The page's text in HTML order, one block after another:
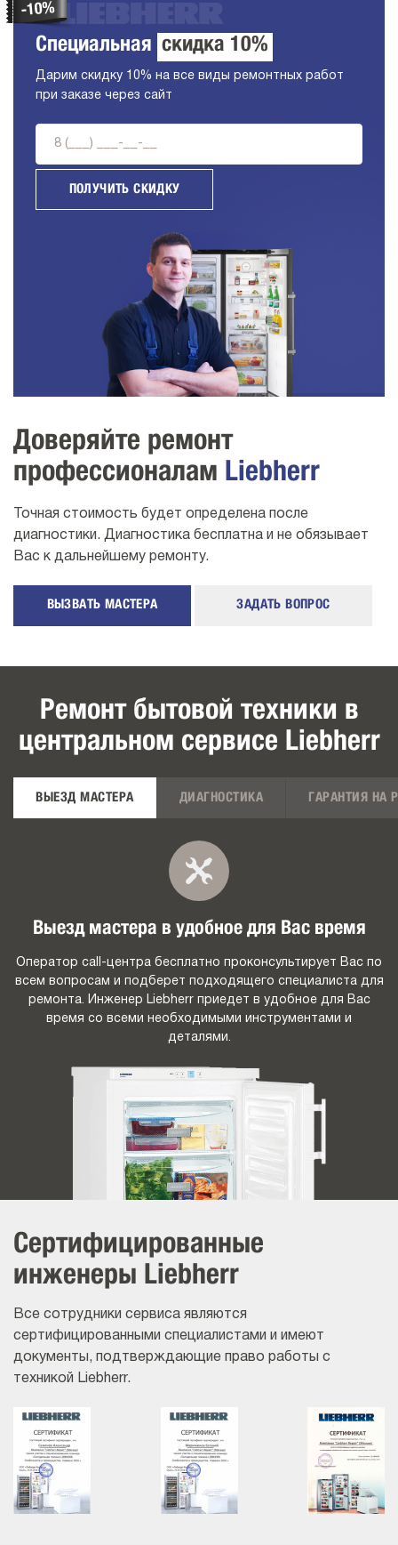
Специальная скидка 10%
Дарим скидку 10% на все виды ремонтных работ
при заказе через сайт
ПОЛУЧИТЬ СКИДКУ
Доверяйте ремонт
профессионалам Liebherr
Точная стоимость будет определена после
диагностики. Диагностика бесплатна и не обязывает
Вас к дальнейшему ремонту.
ВЫЗВАТЬ МАСТЕРА ЗАДАТЬ ВОПРОС
Ремонт бытовой техники в
центральном сервисе Liebherr
ВЫЕЗД МАСТЕРА ДИАГНОСТИКА ГАРАНТИЯ НА
Выезд мастера в удобное для Вас время
Оператор call-центра бесплатно проконсультирует Вас по
всем вопросам и подберет подходящего специалиста для
ремонта. Инженер Liebherr приедет в удобное для Вас
время со всеми необходимыми инструментами и
деталями.
Сертифицированные
инженеры Liebherr
Все сотрудники сервиса являются
сертифицированными специалистами и имеют
документы, подтверждающие право работы с
техникой Liebherr.